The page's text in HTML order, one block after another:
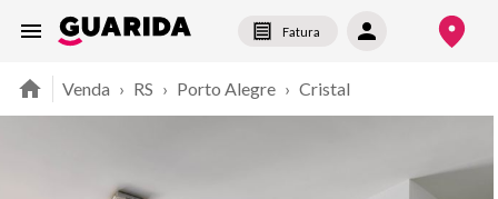
Fatura
Venda › RS › Porto Alegre › Cristal